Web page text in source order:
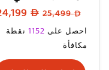
السعر
العادي
25,499
سعر
البيع
سعر
البيع
احصل على 1152 نقطة
مكافأة